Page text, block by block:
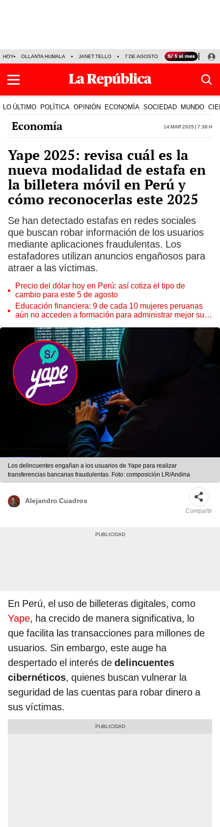
HOY OLLANTA HUMALA JANET TELLO 7 DE AGOSTO TINKA RESULTADOS
LO ÚLTIMO POLÍTICA OPINIÓN ECONOMÍA SOCIEDAD MUNDO
Economía 14 Mar 2025 | 7:38 h
Yape 2025: revisa cuál es la
nueva modalidad de estafa en
la billetera móvil en Perú y
cómo reconocerlas este 2025
Se han detectado estafas en redes sociales
que buscan robar información de los usuarios
mediante aplicaciones fraudulentas. Los
estafadores utilizan anuncios engañosos para
atraer a las víctimas.
Precio del dólar hoy en Perú: así cotiza el tipo de
cambio para este 5 de agosto
Educación financiera: 9 de cada 10 mujeres peruanas
aún no acceden a formación para administrar mejor su
Los delincuentes engañan a los usuarios de Yape para realizar
transferencias bancarias fraudulentas. Foto: composición LR/Andina
Alejandro Cuadros
Compartir
En Perú, el uso de billeteras digitales, como
Yape, ha crecido de manera significativa, lo
que facilita las transacciones para millones de
usuarios. Sin embargo, este auge ha
despertado el interés de delincuentes
cibernéticos, quienes buscan vulnerar la
seguridad de las cuentas para robar dinero a
sus víctimas.